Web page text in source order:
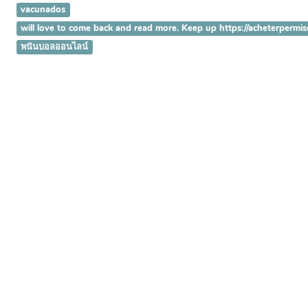
vacunados
will love to come back and read more. Keep up https://
พนันบอลออนไลน์